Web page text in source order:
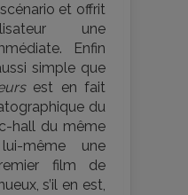
et offrit
une
Enfin
simple que
est en fait
du
hall du même
même une
film de
s’il en est,